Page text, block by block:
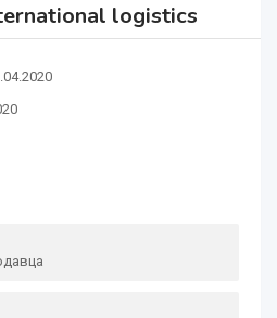
logistics